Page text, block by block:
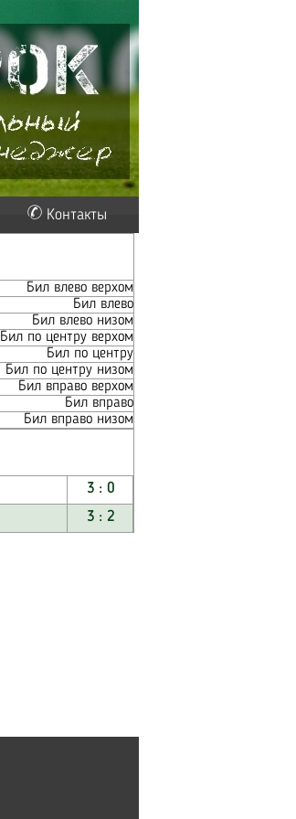
Контакты
Бил влево верхом
Бил влево
Бил влево низом
Бил по центру верхом
Бил по центру
Бил по центру низом
Бил вправо верхом
Бил вправо
Бил вправо низом
3 : 0
3 : 2